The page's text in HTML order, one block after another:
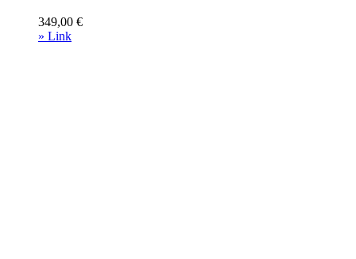
349,00 €
» Link